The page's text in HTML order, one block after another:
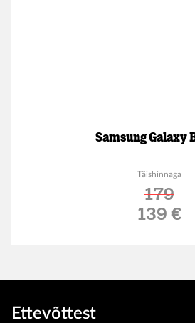
Samsung Galaxy
Täishinnaga
179
139 €
Ettevõttest